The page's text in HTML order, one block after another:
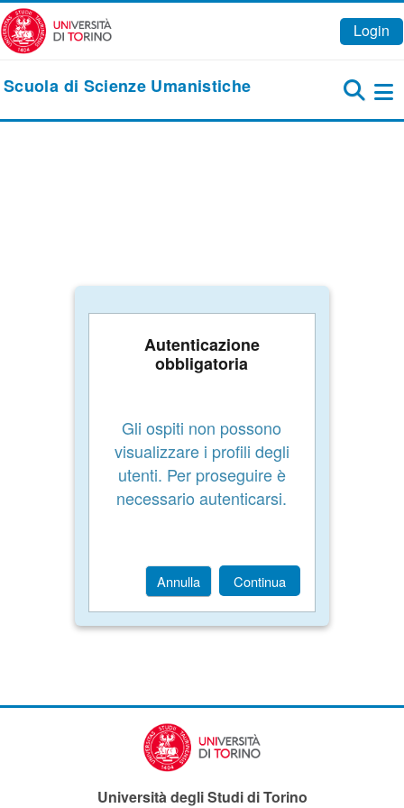
Vai al contenuto principale
Login
Scuola di Scienze Umanistiche
Autenticazione
obbligatoria
Gli ospiti non possono
visualizzare i profili degli
utenti. Per proseguire è
necessario autenticarsi.
Annulla Continua
Università degli Studi di Torino